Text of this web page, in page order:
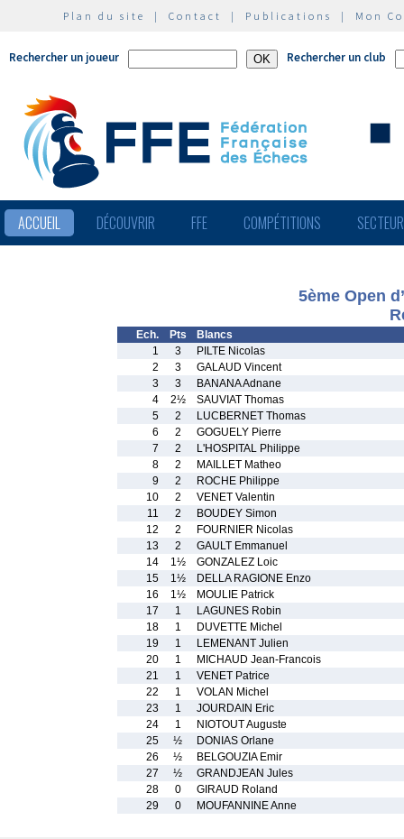
Plan du site | Contact | Publications | Mon
Rechercher un joueur Rechercher un club
ACCUEIL DÉCOUVRIR FFE COMPÉTITIONS
5ème Open
Ech. Pts
Blancs
1
3
PILTE Nicolas
2
3
GALAUD Vincent
3
3
BANANA Adnane
4
2½
SAUVIAT Thomas
5
2
LUCBERNET Thomas
6
2
GOGUELY Pierre
7
2
L'HOSPITAL Philippe
8
2
MAILLET Matheo
9
2
ROCHE Philippe
10
2
VENET Valentin
11
2
BOUDEY Simon
12
2
FOURNIER Nicolas
13
2
GAULT Emmanuel
14
1½
GONZALEZ Loic
15
1½
DELLA RAGIONE Enzo
16
1½
MOULIE Patrick
17
1
LAGUNES Robin
18
1
DUVETTE Michel
19
1
LEMENANT Julien
20
1
MICHAUD Jean-Francois
21
1
VENET Patrice
22
1
VOLAN Michel
23
1
JOURDAIN Eric
24
1
NIOTOUT Auguste
25
½
DONIAS Orlane
26
½
BELGOUZIA Emir
27
½
GRANDJEAN Jules
28
0
GIRAUD Roland
29
0 MOUFANNINE Anne